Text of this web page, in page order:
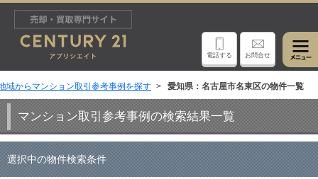
電話する お問合せ
域からマンション取引参考事例を探す 愛知県：名古屋市名東区の物件一覧
マンション取引参考事例の検索結果一覧
選択中の物件検索条件